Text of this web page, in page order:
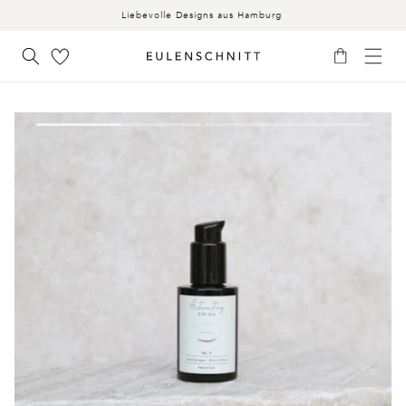
Liebevolle Designs aus Hamburg